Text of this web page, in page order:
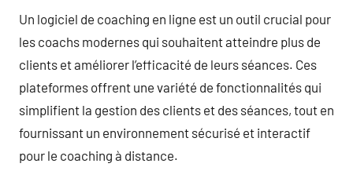
Un logiciel de coaching en ligne est un outil crucial pour
les coachs modernes qui souhaitent atteindre plus de
clients et améliorer l’efficacité de leurs séances. Ces
plateformes offrent une variété de fonctionnalités qui
simplifient la gestion des clients et des séances, tout en
fournissant un environnement sécurisé et interactif
pour le coaching à distance.